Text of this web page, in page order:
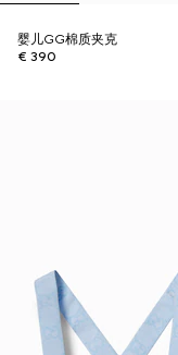
婴儿GG棉质夹克
€ 390